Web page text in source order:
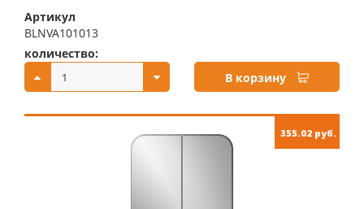
Артикул
BLNVA101013
количество:
В корзину
355.02 руб.